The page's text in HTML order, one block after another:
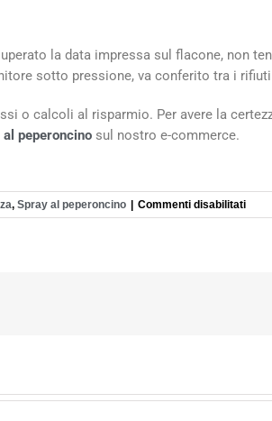
la data impressa sul flacone, non
sotto pressione, va conferito tra i
o calcoli al risparmio. Per avere la
peperoncino sul nostro e-commerce.
, Spray al peperoncino | Commenti disabilitati